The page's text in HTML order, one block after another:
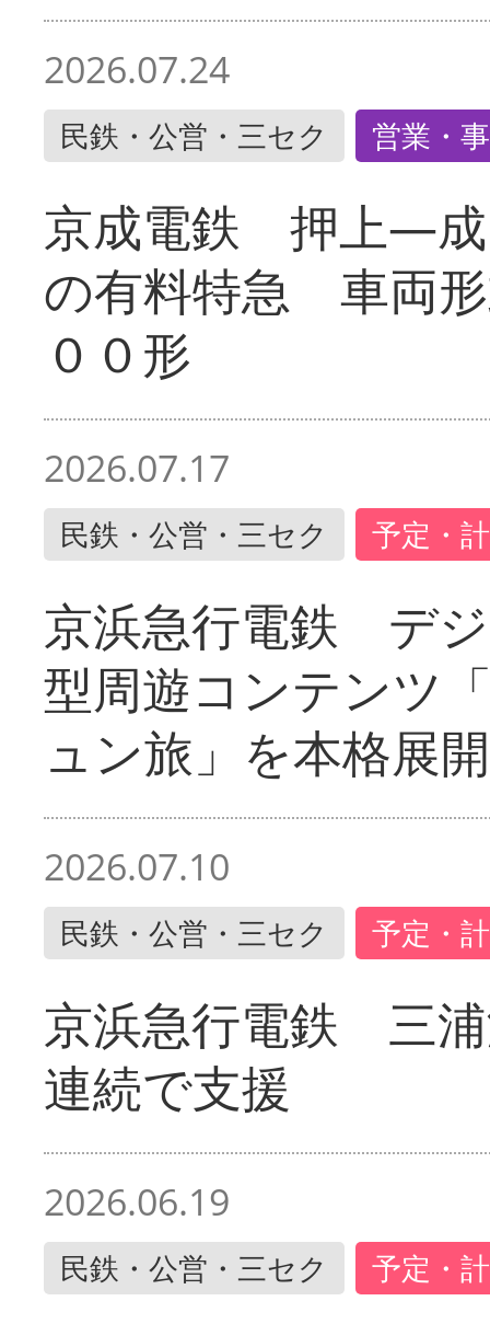
2026.07.24
民鉄・公営・三セク 営業・
京成電鉄 押上―成
の有料特急 車両
００形
2026.07.17
民鉄・公営・三セク 予定・
京浜急行電鉄 デ
型周遊コンテンツ
ュン旅」を本格展開
2026.07.10
民鉄・公営・三セク 予定・
京浜急行電鉄 三
連続で支援
2026.06.19
民鉄・公営・三セク 予定・